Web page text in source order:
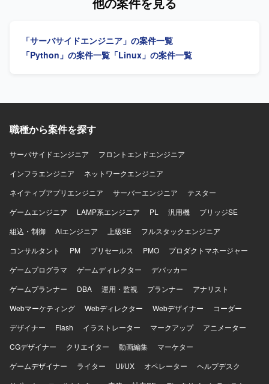
テックリードとして設計方針や技術選定をリードしていた
特殊詐欺対策に貢献できる案件です。個人向けサービスと
特定法人向けサービスの双方に関わることで、PoC段階か
ら、AI駆動開発の実践的なノウハウを身につけることがで
Cloud、Terraformなどを用いたサーバサイド開発およびク
ラウドインフラ構築を行います。LLMおよびRAGを活用し
た詐欺検知ロジックの実装に加え、セキュリティ要件に対
応したインフラ基盤の設計と構築を行います。
ClaudeCode、Devin、Github CopilotなどのAI支援ツールを
クな開発環境で業務を行います。
作業をご担当いただきます。 現行システムおよび新基盤の
ていただきます。 指示や仕様に基づき、データ抽出・変
換・登録のためのSQLクエリの作成・修正、データクレン
抽出・報告を行っていただきます。 移行タイムチャートに
業、手順書に沿った運用立ち会い、実行時のエラーログ確
認や発生課題の一次切り分け・報告もご担当いただきま
す。 【求める人物像】 データ構造やテーブル設計を正確に
理解しながら粘り強く検証作業を進められる方を求めてお
ります。 リーダーや設計担当とコミュニケーションを取り
められる方が望ましいです。 【ポジションの魅力】 複数シ
ステムを対象とした大規模なデータ移行プロジェクトに参
て、データ移行やSQL実装に関する実務経験を幅広く積む
ことができます。 データマッピング、移行実装、検証、移
行本番対応まで一連の工程に携わることで、データ移行プ
ロジェクト全体の流れを理解できるポジションです。 【開
を中心とした環境になります。
「サーバサイドエンジニア」の案件一覧
「Python」の案件一覧 「Linux」の案件一覧
職種から案件を探す
サーバサイドエンジニア
フロントエンドエンジニア
インフラエンジニア
ネットワークエンジニア
ネイティブアプリエンジニア
サーバーエンジニア
テスター
ゲームエンジニア
LAMP系エンジニア PL 汎用機
ブリッジSE
組込・制御
AIエンジニア 上級SE
フルスタックエンジニア
コンサルタント
PM プリセールス PMO
プロダクトマネージャー
ゲームプログラマ
ゲームディレクター
デバッカー
ゲームプランナー
DBA 運用・監視 プランナー
アナリスト
Webマーケティング
Webディレクター Webデザイナー
コーダー
デザイナー
Flash イラストレーター マークアップ
アニメーター
CGデザイナー
クリエイター 動画編集
マーケター
ゲームデザイナー
ライター UI/UX オペレーター
ヘルプデスク